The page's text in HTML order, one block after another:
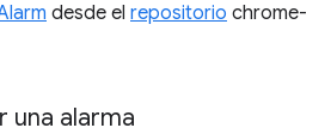
desde el repositorio chrome-
una alarma